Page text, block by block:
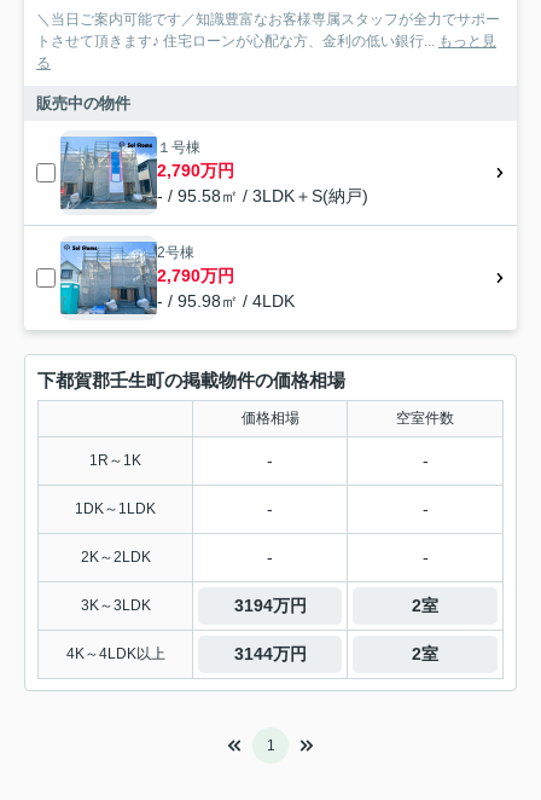
＼当日ご案内可能です／知識豊富なお客様専属スタッフが全力でサポー
トさせて頂きます♪ 住宅ローンが心配な方、金利の低い銀行... もっと見
る
販売中の物件
１号棟
2,790万円
- / 95.58㎡ / 3LDK＋S(納戸)
2号棟
2,790万円
- / 95.98㎡ / 4LDK
下都賀郡壬生町の掲載物件の価格相場
価格相場 空室件数
1R～1K - -
1DK～1LDK - -
2K～2LDK - -
3K～3LDK 3194万円 2室
4K～4LDK以上 3144万円 2室
1